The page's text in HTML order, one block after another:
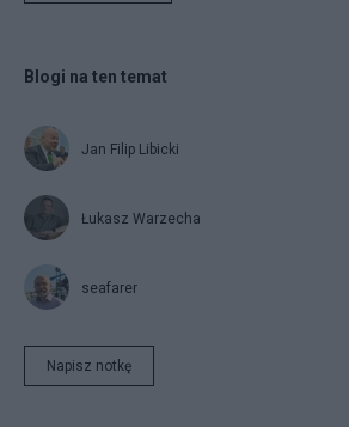
Blogi na ten temat
Jan Filip Libicki
Łukasz Warzecha
seafarer
Napisz notkę